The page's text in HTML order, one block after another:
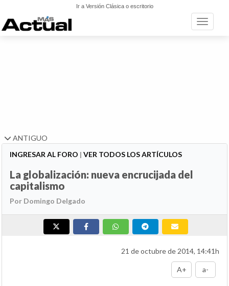
Ir a Versión Clásica o escritorio
Toggle
ANTIGUO
INGRESAR AL FORO | VER TODOS LOS ARTÍCULOS
La globalización: nueva encrucijada del
capitalismo
Por Domingo Delgado
21 de octubre de 2014, 14:41h
A+ a-